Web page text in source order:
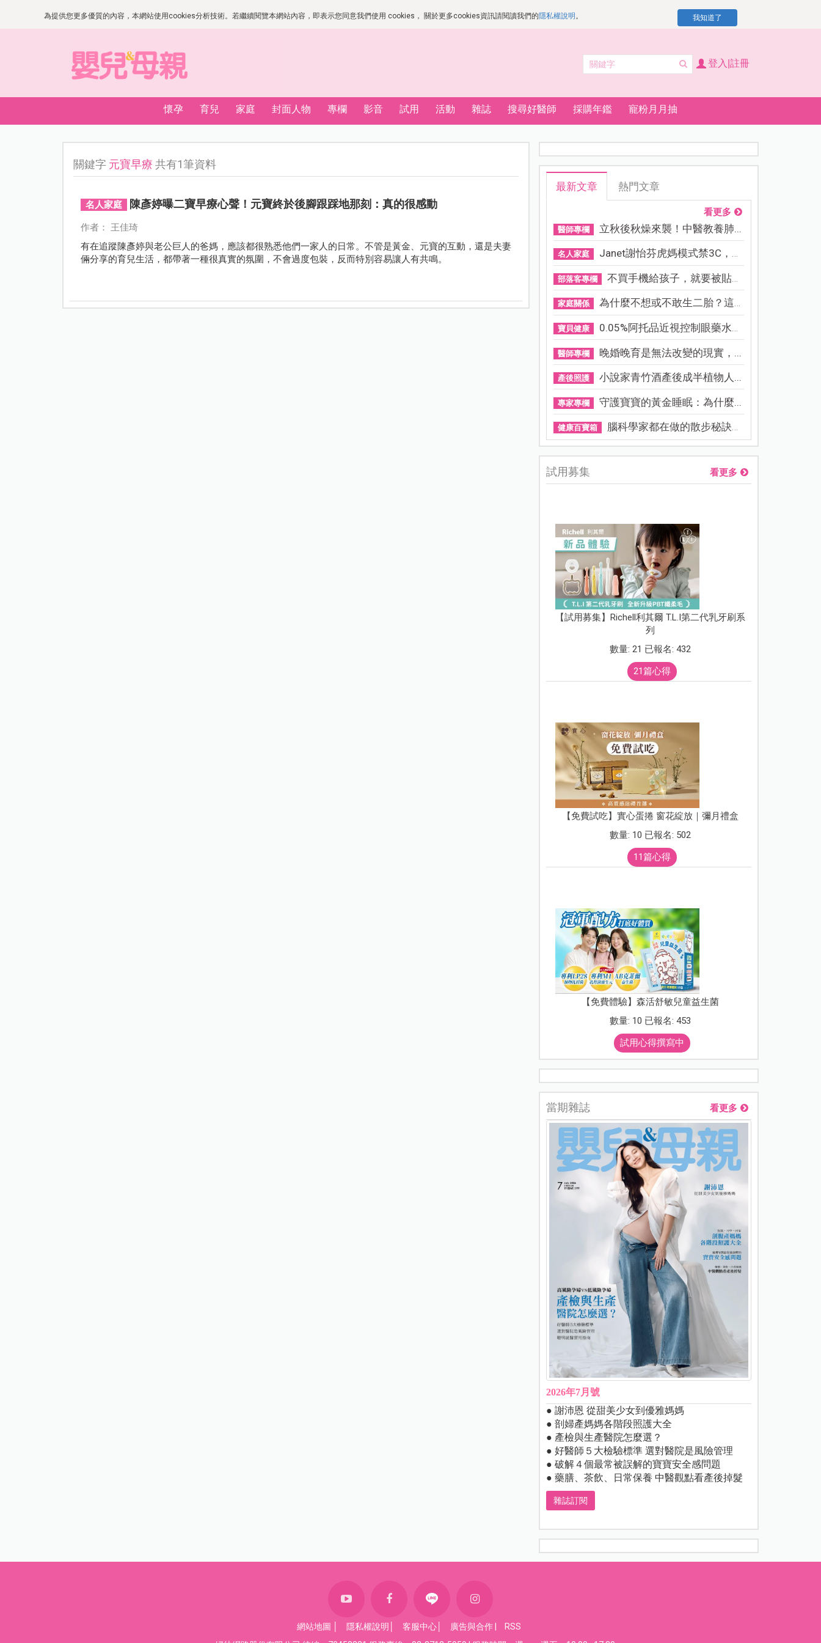
為提供您更多優質的內容，本網站使用cookies分析技術。若繼續閱覽本網站內容，即表示您同意我們使用 cookies， 關於更多cookies資訊請閱讀我們的隱私權說明 。 我知道了
登入|註冊
懷孕 育兒 家庭 封面人物 專欄 影音 試用 活動 雜誌 搜尋好醫師 採購年鑑 寵粉月月抽
關鍵字 元寶早療 共有1筆資料
名人家庭 陳彥婷曝二寶早療心聲！元寶終於後腳跟踩地那刻：真的很感動
作者： 王佳琦
有在追蹤陳彥婷與老公巨人的爸媽，應該都很熟悉他們一家人的日常。不管是黃金、元寶的互動，還是夫妻
倆分享的育兒生活，都帶著一種很真實的氛圍，不會過度包裝，反而特別容易讓人有共鳴。
最新文章 熱門文章
看更多
醫師專欄 立秋後秋燥來襲！中醫教養肺...
名人家庭 Janet謝怡芬虎媽模式禁3C，看...
部落客專欄 不買手機給孩子，就要被貼「...
家庭關係 為什麼不想或不敢生二胎？這8...
寶貝健康 0.05%阿托品近視控制眼藥水納...
醫師專欄 晚婚晚育是無法改變的現實，...
產後照護 小說家青竹酒產後成半植物人...
專家專欄 守護寶寶的黃金睡眠：為什麼...
健康百寶箱 腦科學家都在做的散步秘訣！...
試用募集 看更多
【試用募集】Richell利其爾 T.L.I第二代乳牙刷系
列
數量: 21 已報名: 432
21篇心得
【免費試吃】實心蛋捲 窗花綻放｜彌月禮盒
數量: 10 已報名: 502
11篇心得
【免費體驗】森活舒敏兒童益生菌
數量: 10 已報名: 453
試用心得撰寫中
當期雜誌 看更多
2026年7月號
● 謝沛恩 從甜美少女到優雅媽媽
● 剖婦產媽媽各階段照護大全
● 產檢與生產醫院怎麼選？
● 好醫師５大檢驗標準 選對醫院是風險管理
● 破解４個最常被誤解的寶寶安全感問題
● 藥膳、茶飲、日常保養 中醫觀點看產後掉髮
雜誌訂閱
網站地圖 隱私權說明 客服中心 廣告與合作
RSS